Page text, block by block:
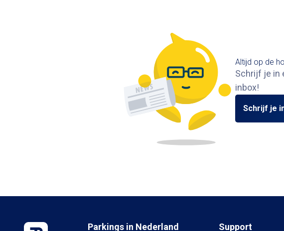
Altijd op de
Schrijf je in
inbox!
Schrijf je
Parkings in Nederland Support